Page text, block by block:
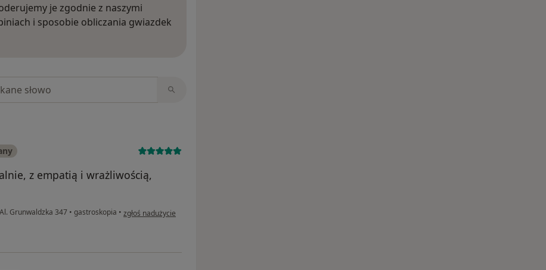
je zgodnie z naszymi
i sposobie obliczania gwiazdek
z empatią i wrażliwością,
Grunwaldzka 347 • gastroskopia • w opinii użytkownika Ewa K.
zgłoś nadużycie